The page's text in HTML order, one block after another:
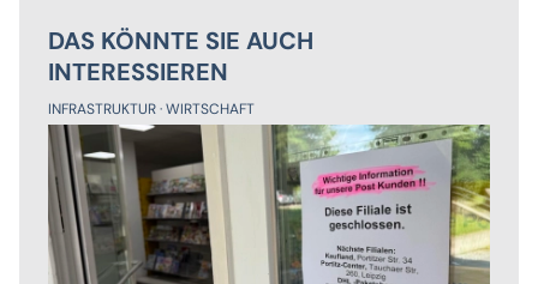
DAS KÖNNTE SIE AUCH
INTERESSIEREN
INFRASTRUKTUR WIRTSCHAFT